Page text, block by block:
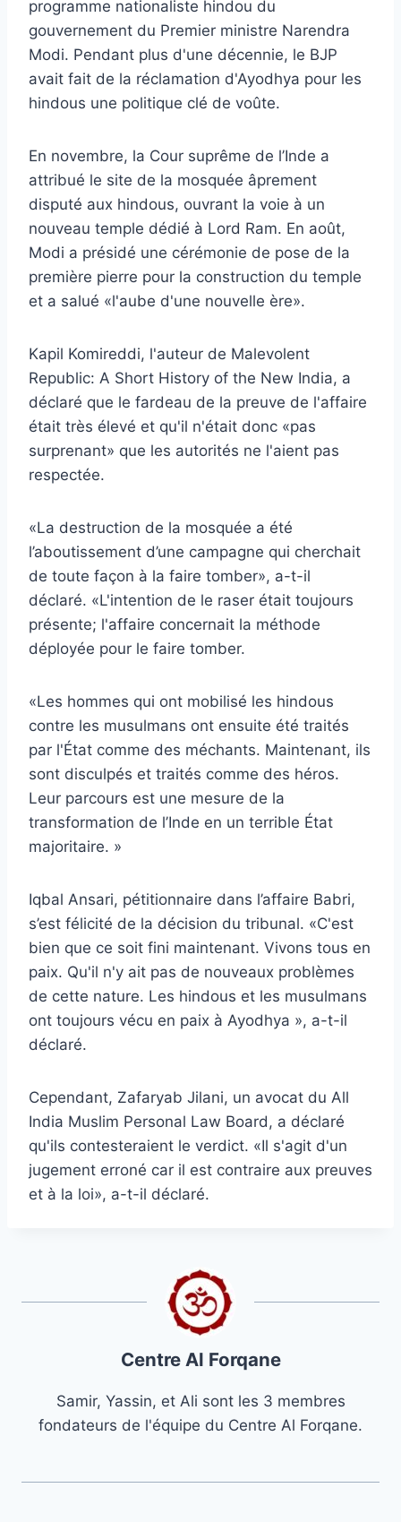
programme nationaliste hindou du
gouvernement du Premier ministre Narendra
Modi. Pendant plus d'une décennie, le BJP
avait fait de la réclamation d'Ayodhya pour les
hindous une politique clé de voûte.
En novembre, la Cour suprême de l’Inde a
attribué le site de la mosquée âprement
disputé aux hindous, ouvrant la voie à un
nouveau temple dédié à Lord Ram. En août,
Modi a présidé une cérémonie de pose de la
première pierre pour la construction du temple
et a salué «l'aube d'une nouvelle ère».
Kapil Komireddi, l'auteur de Malevolent
Republic: A Short History of the New India, a
déclaré que le fardeau de la preuve de l'affaire
était très élevé et qu'il n'était donc «pas
surprenant» que les autorités ne l'aient pas
respectée.
«La destruction de la mosquée a été
l’aboutissement d’une campagne qui cherchait
de toute façon à la faire tomber», a-t-il
déclaré. «L'intention de le raser était toujours
présente; l'affaire concernait la méthode
déployée pour le faire tomber.
«Les hommes qui ont mobilisé les hindous
contre les musulmans ont ensuite été traités
par l'État comme des méchants. Maintenant, ils
sont disculpés et traités comme des héros.
Leur parcours est une mesure de la
transformation de l’Inde en un terrible État
majoritaire. »
Iqbal Ansari, pétitionnaire dans l’affaire Babri,
s’est félicité de la décision du tribunal. «C'est
bien que ce soit fini maintenant. Vivons tous en
paix. Qu'il n'y ait pas de nouveaux problèmes
de cette nature. Les hindous et les musulmans
ont toujours vécu en paix à Ayodhya », a-t-il
déclaré.
Cependant, Zafaryab Jilani, un avocat du All
India Muslim Personal Law Board, a déclaré
qu'ils contesteraient le verdict. «Il s'agit d'un
jugement erroné car il est contraire aux preuves
et à la loi», a-t-il déclaré.
Centre Al Forqane
Samir, Yassin, et Ali sont les 3 membres
fondateurs de l'équipe du Centre Al Forqane.